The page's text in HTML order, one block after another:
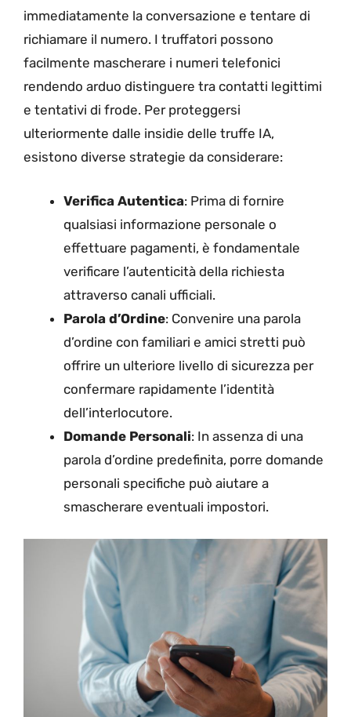
immediatamente la conversazione e tentare di
richiamare il numero. I truffatori possono
facilmente mascherare i numeri telefonici
rendendo arduo distinguere tra contatti legittimi
e tentativi di frode. Per proteggersi
ulteriormente dalle insidie delle truffe IA,
esistono diverse strategie da considerare:
Verifica Autentica: Prima di fornire
qualsiasi informazione personale o
effettuare pagamenti, è fondamentale
verificare l’autenticità della richiesta
attraverso canali ufficiali.
Parola d’Ordine: Convenire una parola
d’ordine con familiari e amici stretti può
offrire un ulteriore livello di sicurezza per
confermare rapidamente l’identità
dell’interlocutore.
Domande Personali: In assenza di una
parola d’ordine predefinita, porre domande
personali specifiche può aiutare a
smascherare eventuali impostori.